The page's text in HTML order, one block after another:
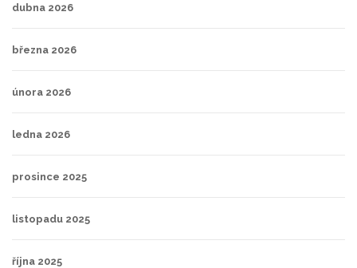
dubna 2026
března 2026
února 2026
ledna 2026
prosince 2025
listopadu 2025
října 2025